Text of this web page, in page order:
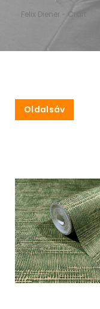
Felix Diener - Craft
Oldalsáv